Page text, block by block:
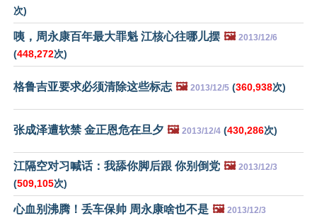
次)
咦，周永康百年最大罪魁 江核心往哪儿摆 🖼️ 2013/12/6
(448,272次)
格鲁吉亚要求必须清除这些标志 🖼️ 2013/12/5 (360,938次)
张成泽遭软禁 金正恩危在旦夕 🖼️ 2013/12/4 (430,286次)
江隔空对习喊话：我舔你脚后跟 你别倒党 🖼️ 2013/12/3
(509,105次)
心血别沸腾！丢车保帅 周永康啥也不是 🖼️ 2013/12/3